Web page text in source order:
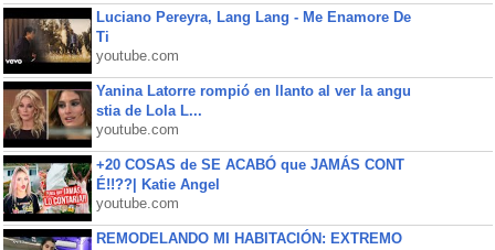
Luciano Pereyra, Lang Lang - Me Enamore De
Ti
youtube.com
Yanina Latorre rompió en llanto al ver la angu
stia de Lola L...
youtube.com
+20 COSAS de SE ACABÓ que JAMÁS CONT
É!!??| Katie Angel
youtube.com
REMODELANDO MI HABITACIÓN: EXTREMO